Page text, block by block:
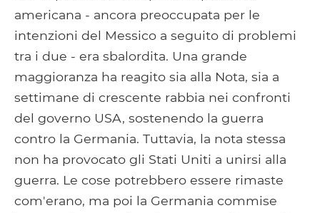
americana - ancora preoccupata per le
intenzioni del Messico a seguito di problemi
tra i due - era sbalordita. Una grande
maggioranza ha reagito sia alla Nota, sia a
settimane di crescente rabbia nei confronti
del governo USA, sostenendo la guerra
contro la Germania. Tuttavia, la nota stessa
non ha provocato gli Stati Uniti a unirsi alla
guerra. Le cose potrebbero essere rimaste
com'erano, ma poi la Germania commise